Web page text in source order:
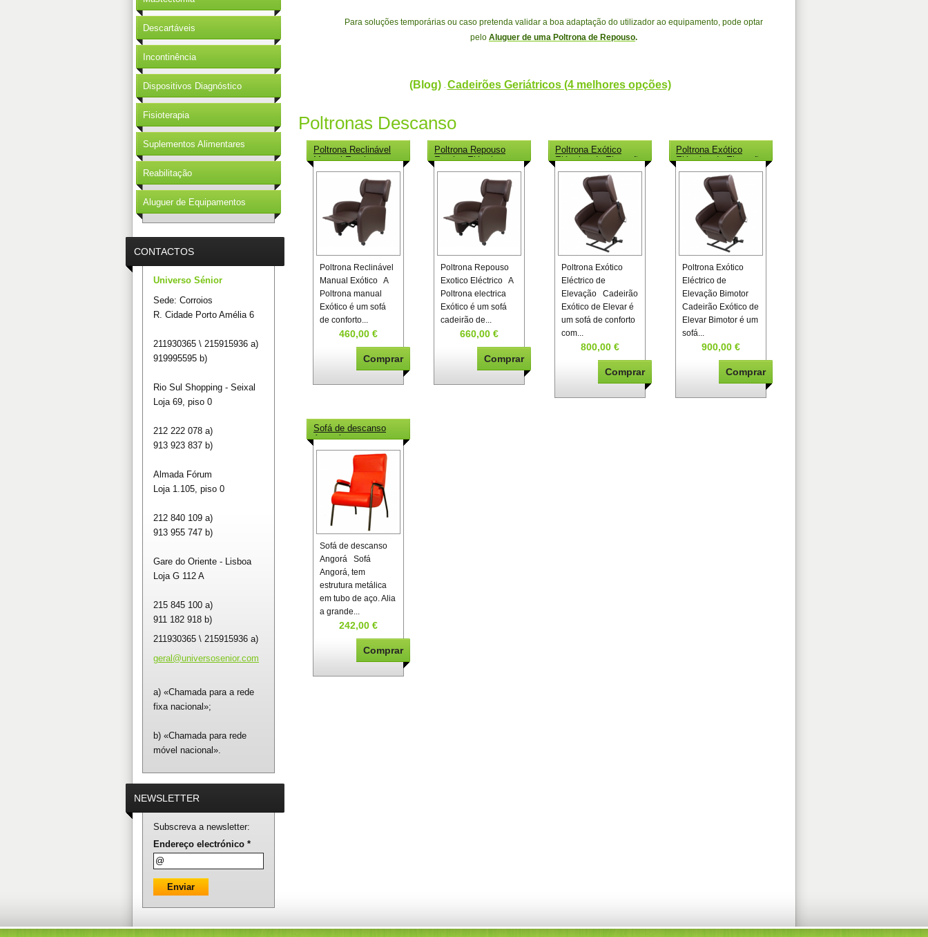
Para soluções temporárias ou caso pretenda validar a boa adaptação do utilizador ao equipamento, pode optar
pelo Aluguer de uma Poltrona de Repouso.
(Blog) - Cadeirões Geriátricos (4 melhores opções)
Poltronas Descanso
Poltrona Reclinável
Manual Exotico
Poltrona Reclinável
Manual Exótico A
Poltrona manual
Exótico é um sofá
de conforto...
460,00 €
Poltrona Repouso
Exotico Eléctrico
Poltrona Repouso
Exotico Eléctrico A
Poltrona electrica
Exótico é um sofá
cadeirão de...
660,00 €
Poltrona Exótico
Eléctrico de Elevação
Poltrona Exótico
Eléctrico de
Elevação Cadeirão
Exótico de Elevar é
um sofá de conforto
com...
800,00 €
Poltrona Exótico
Eléctrico de Elevação
Bimotor
Poltrona Exótico
Eléctrico de
Elevação Bimotor
Cadeirão Exótico de
Elevar Bimotor é um
sofá...
900,00 €
Sofá de descanso
Angorá
Sofá de descanso
Angorá Sofá
Angorá, tem
estrutura metálica
em tubo de aço. Alia
a grande...
242,00 €
Descartáveis
Incontinência
Dispositivos Diagnóstico
Fisioterapia
Suplementos Alimentares
Reabilitação
Aluguer de Equipamentos
CONTACTOS
Universo Sénior
Sede: Corroios
R. Cidade Porto Amélia 6
211930365 \ 215915936 a)
919995595 b)
Rio Sul Shopping - Seixal
Loja 69, piso 0
212 222 078 a)
913 923 837 b)
Almada Fórum
Loja 1.105, piso 0
212 840 109 a)
913 955 747 b)
Gare do Oriente - Lisboa
Loja G 112 A
215 845 100 a)
911 182 918 b)
211930365 \ 215915936 a)
geral@universosenior.com
a) «Chamada para a rede
fixa nacional»;
b) «Chamada para rede
móvel nacional».
NEWSLETTER
Subscreva a newsletter:
Endereço electrónico *